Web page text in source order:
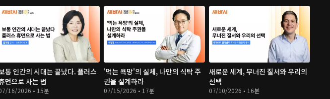
통 인간의 시대는 끝났다. 플러스
먼으로 사는 법
16/2026 • 15분
'먹는 욕망'의 실체, 나만의 식탁 주
권을 설계하라
07/15/2026 • 17분
새로운 세계, 무너진 질서와 우리의
선택
07/10/2026 • 16분